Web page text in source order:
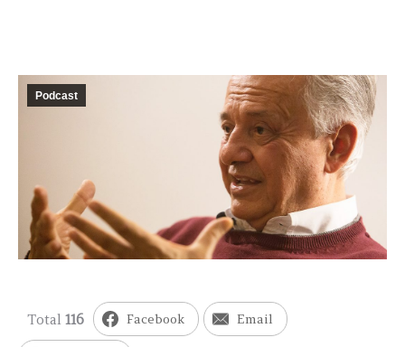
Podcast
Total 116 Facebook Email